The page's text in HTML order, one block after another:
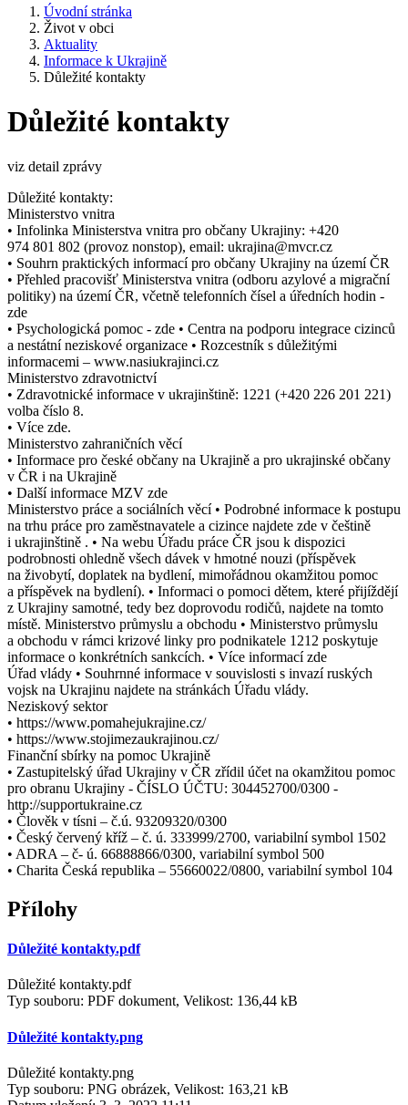
Úvodní stránka
Život v obci
Aktuality
Informace k Ukrajině
Důležité kontakty
Důležité kontakty
viz detail zprávy
Důležité kontakty:
Ministerstvo vnitra
• Infolinka Ministerstva vnitra pro občany Ukrajiny: +420
974 801 802 (provoz nonstop), email: ukrajina@mvcr.cz
• Souhrn praktických informací pro občany Ukrajiny na území ČR
• Přehled pracovišť Ministerstva vnitra (odboru azylové a migrační
politiky) na území ČR, včetně telefonních čísel a úředních hodin -
zde
• Psychologická pomoc - zde • Centra na podporu integrace cizinců
a nestátní neziskové organizace • Rozcestník s důležitými
informacemi – www.nasiukrajinci.cz
Ministerstvo zdravotnictví
• Zdravotnické informace v ukrajinštině: 1221 (+420 226 201 221)
volba číslo 8.
• Více zde.
Ministerstvo zahraničních věcí
• Informace pro české občany na Ukrajině a pro ukrajinské občany
v ČR i na Ukrajině
• Další informace MZV zde
Ministerstvo práce a sociálních věcí • Podrobné informace k postupu
na trhu práce pro zaměstnavatele a cizince najdete zde v češtině
i ukrajinštině . • Na webu Úřadu práce ČR jsou k dispozici
podrobnosti ohledně všech dávek v hmotné nouzi (příspěvek
na živobytí, doplatek na bydlení, mimořádnou okamžitou pomoc
a příspěvek na bydlení). • Informaci o pomoci dětem, které přijíždějí
z Ukrajiny samotné, tedy bez doprovodu rodičů, najdete na tomto
místě. Ministerstvo průmyslu a obchodu • Ministerstvo průmyslu
a obchodu v rámci krizové linky pro podnikatele 1212 poskytuje
informace o konkrétních sankcích. • Více informací zde
Úřad vlády • Souhrnné informace v souvislosti s invazí ruských
vojsk na Ukrajinu najdete na stránkách Úřadu vlády.
Neziskový sektor
• https://www.pomahejukrajine.cz/
• https://www.stojimezaukrajinou.cz/
Finanční sbírky na pomoc Ukrajině
• Zastupitelský úřad Ukrajiny v ČR zřídil účet na okamžitou pomoc
pro obranu Ukrajiny - ČÍSLO ÚČTU: 304452700/0300 -
http://supportukraine.cz
• Člověk v tísni – č.ú. 93209320/0300
• Český červený kříž – č. ú. 333999/2700, variabilní symbol 1502
• ADRA – č- ú. 66888866/0300, variabilní symbol 500
• Charita Česká republika – 55660022/0800, variabilní symbol 104
Přílohy
Důležité kontakty.pdf
Důležité kontakty.pdf
Typ souboru: PDF dokument, Velikost: 136,44 kB
Důležité kontakty.png
Důležité kontakty.png
Typ souboru: PNG obrázek, Velikost: 163,21 kB